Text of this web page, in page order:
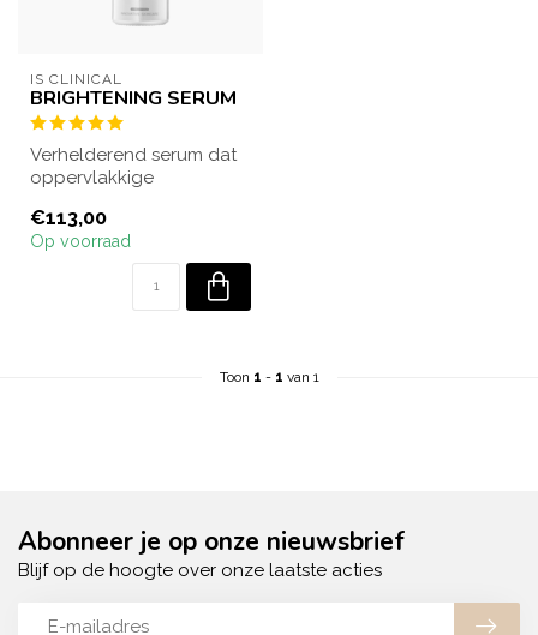
IS CLINICAL
BRIGHTENING SERUM
Verhelderend serum dat
oppervlakkige
huidverkleuringen
aanpakt...
€113,00
Op voorraad
Toon 1 - 1 van 1
Abonneer je op onze nieuwsbrief
Blijf op de hoogte over onze laatste acties